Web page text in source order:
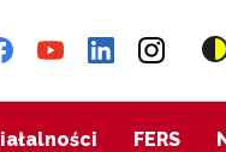
FERS